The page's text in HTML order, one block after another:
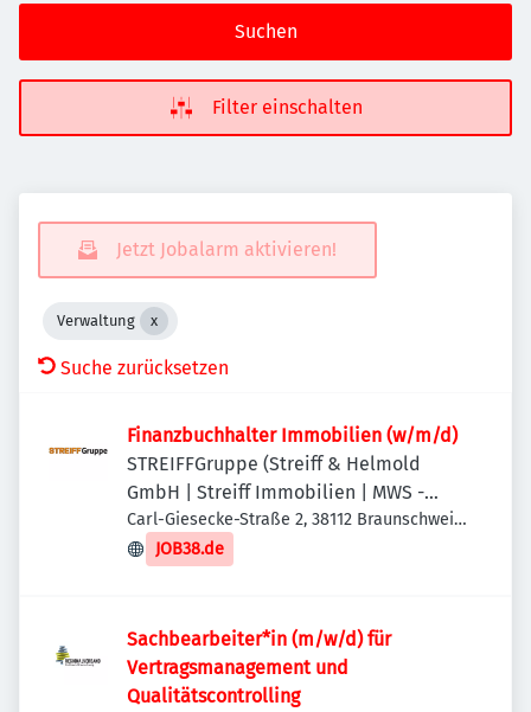
Suchen
Filter einschalten
Jetzt Jobalarm aktivieren!
Verwaltung
Suche zurücksetzen
Finanzbuchhalter Immobilien (w/m/d)
STREIFFGruppe (Streiff & Helmold
GmbH | Streiff Immobilien | MWS -
Mechanische Werkstatt Streiff GmbH &
Co. KG)
Carl-Giesecke-Straße 2, 38112 Braunschweig,
Deutschland
JOB38.de
Sachbearbeiter*in (m/w/d) für
Vertragsmanagement und
Qualitätscontrolling